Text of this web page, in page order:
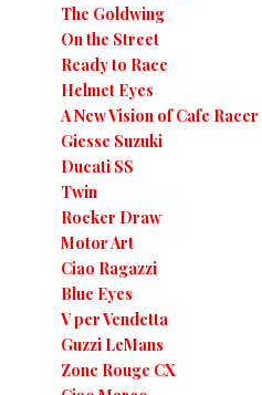
The Goldwing
On the Street
Ready to Race
Helmet Eyes
A New Vision of Cafe Racer
Giesse Suzuki
Ducati SS
Twin
Rocker Draw
Motor Art
Ciao Ragazzi
Blue Eyes
V per Vendetta
Guzzi LeMans
Zone Rouge CX